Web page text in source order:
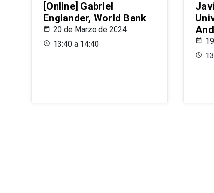
[Online] Gabriel
Englander, World Bank
20 de Marzo de 2024
13:40 a 14:40